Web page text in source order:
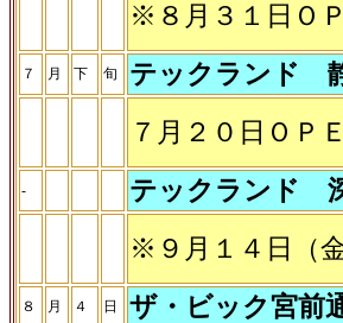
※８月３１日Ｏ
７ 月 下 旬
テックランド
７月２０日ＯＰ
-
テックランド
※９月１４日（
８ 月 ４ 日
ザ・ビック宮前